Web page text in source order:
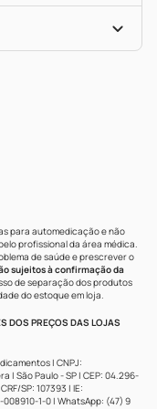
para automedicação e não
profissional da área médica.
de saúde e prescrever o
sujeitos à confirmação da
de separação dos produtos
do estoque em loja.
DOS PREÇOS DAS LOJAS
| CNPJ:
| São Paulo - SP | CEP: 04.296-
SP: 107393 | IE:
008910-1-0 | WhatsApp: (47) 9